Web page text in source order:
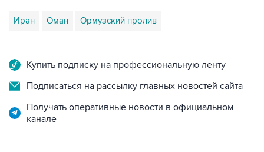
Иран Оман Ормузский пролив
Купить подписку на профессиональную ленту
Подписаться на рассылку главных новостей сайта
Получать оперативные новости в официальном
канале